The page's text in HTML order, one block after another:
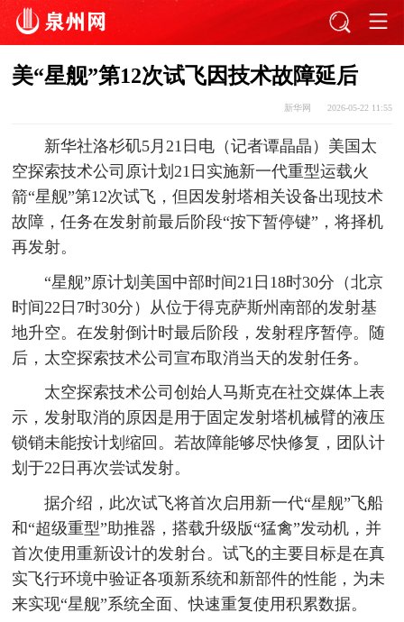
美“星舰”第12次试飞因技术故障延后
新华网 2026-05-22 11:55
新华社洛杉矶5月21日电（记者谭晶晶）美国太
空探索技术公司原计划21日实施新一代重型运载火
箭“星舰”第12次试飞，但因发射塔相关设备出现技术
故障，任务在发射前最后阶段“按下暂停键”，将择机
再发射。
“星舰”原计划美国中部时间21日18时30分（北京
时间22日7时30分）从位于得克萨斯州南部的发射基
地升空。在发射倒计时最后阶段，发射程序暂停。随
后，太空探索技术公司宣布取消当天的发射任务。
太空探索技术公司创始人马斯克在社交媒体上表
示，发射取消的原因是用于固定发射塔机械臂的液压
锁销未能按计划缩回。若故障能够尽快修复，团队计
划于22日再次尝试发射。
据介绍，此次试飞将首次启用新一代“星舰”飞船
和“超级重型”助推器，搭载升级版“猛禽”发动机，并
首次使用重新设计的发射台。试飞的主要目标是在真
实飞行环境中验证各项新系统和新部件的性能，为未
来实现“星舰”系统全面、快速重复使用积累数据。